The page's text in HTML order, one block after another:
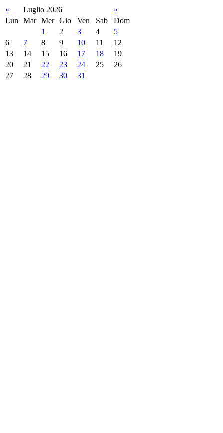
« Luglio 2026
»
Lun
Mar Mer Gio Ven Sab
Dom
1
2 3 4
5
6
7 8 9 10 11
12
13
14 15 16 17 18
19
20
21 22 23 24 25
26
27
28 29 30 31